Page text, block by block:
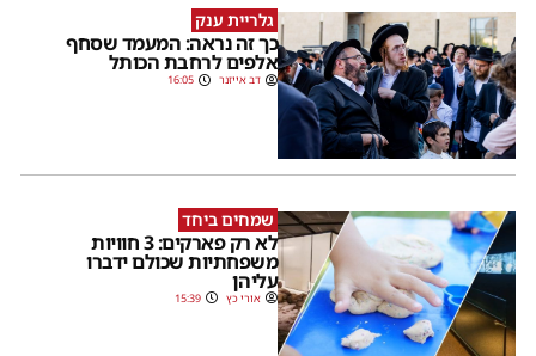
גלריית ענק
כך זה נראה: המעמד שסחף
אלפים לרחבת הכותל
דב אייזנר 16:05
שמחים ביחד
לא רק פארקים: 3 חוויות
משפחתיות שכולם ידברו
עליהן
אורי כץ 15:39